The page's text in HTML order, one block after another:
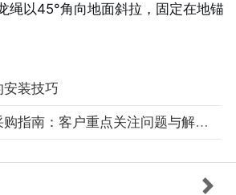
绳以45°角向地面斜拉，固定在地锚
装技巧
下一篇:草皮围挡采购指南：客户重点关注问题与解决方案